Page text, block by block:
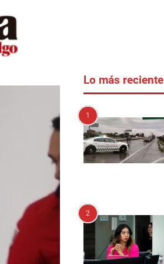
Lo más reciente
1
2